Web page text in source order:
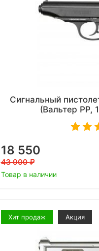
Сигнальный
(Вальтер РР,
18 550
43 900
Товар в наличии
Хит продаж Акция